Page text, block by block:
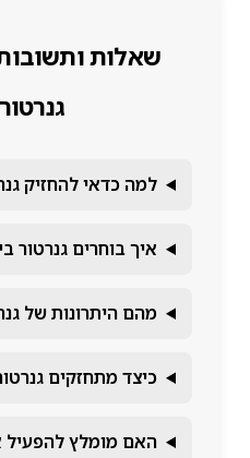
שאלות ותשובות
למה כדאי להחזיק
איך בוחרים גנרטור
מהם היתרונות של
כיצד מתחזקים גנרטור
האם מומלץ להפעיל